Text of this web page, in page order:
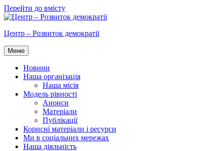
Перейти до вмісту
Центр – Розвиток демократії
Меню
Новини
Наша організація
Наша місія
Модель рівності
Анонси
Матеріали
Публікації
Корисні матеріали і ресурси
Ми в соціальних мережах
Наша діяльність